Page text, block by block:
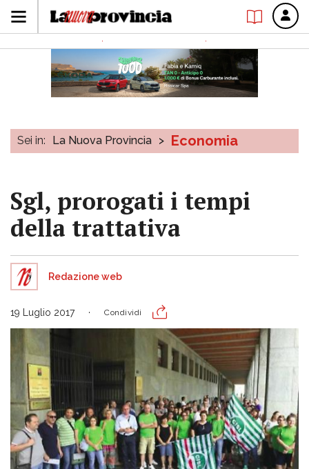
Sei in: La Nuova Provincia > Economia
Sgl, prorogati i tempi
della trattativa
Redazione web
19 Luglio 2017 Condividi